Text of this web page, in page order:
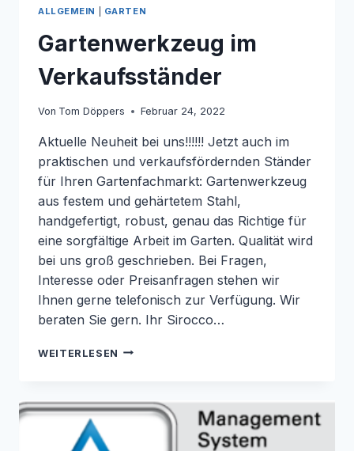
ALLGEMEIN GARTEN
Gartenwerkzeug im
Verkaufsständer
Von Tom Döppers Februar 24, 2022
Aktuelle Neuheit bei uns!!!!!! Jetzt auch im
praktischen und verkaufsfördernden Ständer
für Ihren Gartenfachmarkt: Gartenwerkzeug
aus festem und gehärtetem Stahl,
handgefertigt, robust, genau das Richtige für
eine sorgfältige Arbeit im Garten. Qualität wird
bei uns groß geschrieben. Bei Fragen,
Interesse oder Preisanfragen stehen wir
Ihnen gerne telefonisch zur Verfügung. Wir
beraten Sie gern. Ihr Sirocco…
WEITERLESEN GARTENWERKZEUG